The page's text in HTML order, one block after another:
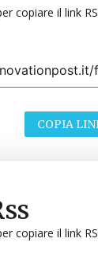
copiare il link
COPIA
copiare il link